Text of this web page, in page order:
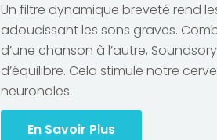
Un filtre dynamique breveté rend
adoucissant les sons graves.
d’une chanson à l’autre,
d’équilibre. Cela stimule notre
neuronales.
En Savoir Plus